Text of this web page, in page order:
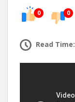
0 0
Read Time: